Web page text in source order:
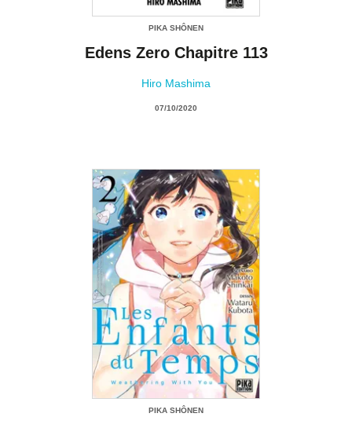
PIKA SHÔNEN
Edens Zero Chapitre 113
Hiro Mashima
07/10/2020
PIKA SHÔNEN